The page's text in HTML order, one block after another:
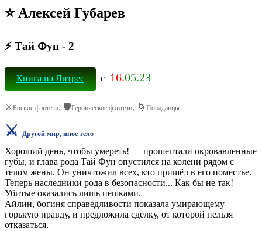
⭐ Алексей Губарев
⚡ Тай Фун - 2
Книга на Литрес с 16.05.23
⚔️Боевое фэнтези, 🛡️Героическое фэнтези, 🌀 Попаданцы
⚔️ Другой мир, иное тело
Хороший день, чтобы умереть! — прошептали окровавленные
губы, и глава рода Тай Фун опустился на колени рядом с
телом жены. Он уничтожил всех, кто пришёл в его поместье.
Теперь наследники рода в безопасности... Как бы не так!
Убитые оказались лишь пешками.
Айлин, богиня справедливости показала умирающему
горькую правду, и предложила сделку, от которой нельзя
отказаться.